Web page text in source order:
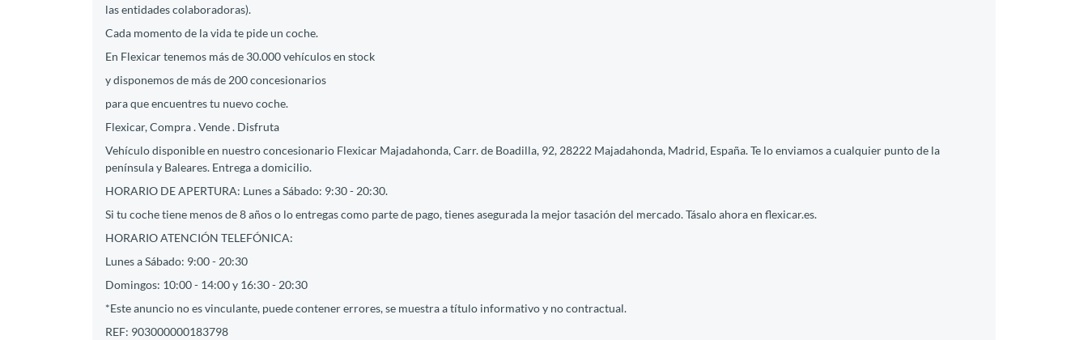
las entidades colaboradoras).
Cada momento de la vida te pide un coche.
En Flexicar tenemos más de 30.000 vehículos en stock
y disponemos de más de 200 concesionarios
para que encuentres tu nuevo coche.
Flexicar, Compra . Vende . Disfruta
Vehículo disponible en nuestro concesionario Flexicar Majadahonda, Carr. de Boadilla, 92, 28222 Majadahonda, Madrid, España. Te lo enviamos a cualquier punto de la
península y Baleares. Entrega a domicilio.
HORARIO DE APERTURA: Lunes a Sábado: 9:30 - 20:30.
Si tu coche tiene menos de 8 años o lo entregas como parte de pago, tienes asegurada la mejor tasación del mercado. Tásalo ahora en flexicar.es.
HORARIO ATENCIÓN TELEFÓNICA:
Lunes a Sábado: 9:00 - 20:30
Domingos: 10:00 - 14:00 y 16:30 - 20:30
*Este anuncio no es vinculante, puede contener errores, se muestra a título informativo y no contractual.
REF: 903000000183798